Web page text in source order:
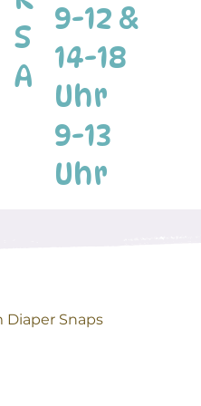
S
A
9-12 &
14-18
Uhr
9-13
Uhr
Diaper Snaps